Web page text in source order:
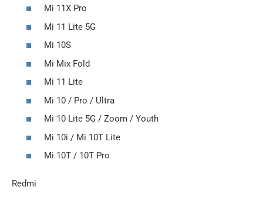
Mi 11X Pro
Mi 11 Lite 5G
Mi 10S
Mi Mix Fold
Mi 11 Lite
Mi 10 / Pro / Ultra
Mi 10 Lite 5G / Zoom / Youth
Mi 10i / Mi 10T Lite
Mi 10T / 10T Pro
Redmi